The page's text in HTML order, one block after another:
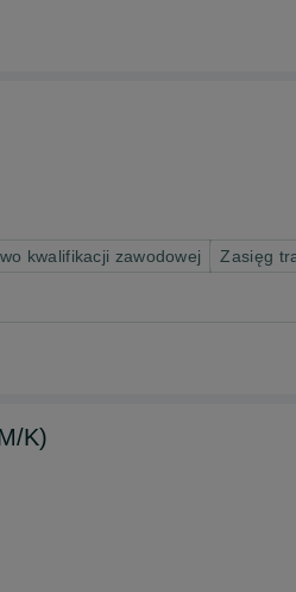
kwalifikacji zawodowej
Zasięg
K)